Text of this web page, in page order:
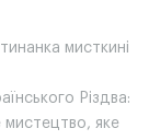
мисткині
Різдва:
мистецтво, яке